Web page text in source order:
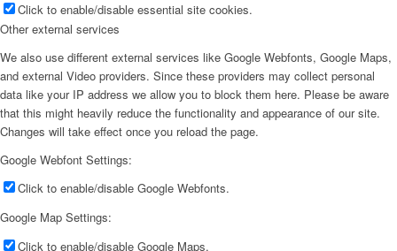
Click to enable/disable essential site cookies.
Other external services
We also use different external services like Google Webfonts, Google Maps,
and external Video providers. Since these providers may collect personal
data like your IP address we allow you to block them here. Please be aware
that this might heavily reduce the functionality and appearance of our site.
Changes will take effect once you reload the page.
Google Webfont Settings:
Click to enable/disable Google Webfonts.
Google Map Settings:
Click to enable/disable Google Maps.